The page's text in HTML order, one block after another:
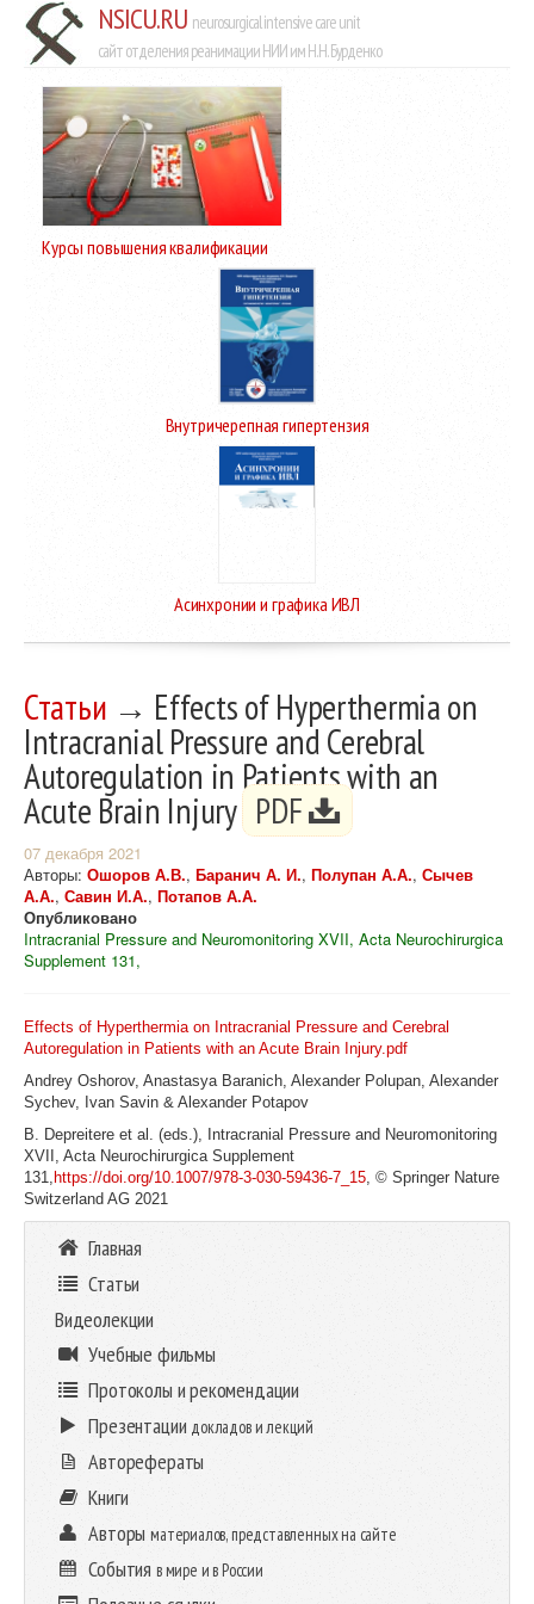
NSICU.RU neurosurgical intensive care unit
сайт отделения реанимации НИИ им Н.Н. Бурденко
Курсы повышения квалификации
Внутричерепная гипертензия
Асинхронии и графика ИВЛ
Статьи → Effects of Hyperthermia on
Intracranial Pressure and Cerebral
Autoregulation in Patients with an
Acute Brain Injury PDF
07 декабря 2021
Авторы: Ошоров А.В., Баранич А. И., Полупан А.А., Сычев
А.А., Савин И.А., Потапов А.А.
Опубликовано
Intracranial Pressure and Neuromonitoring XVII, Acta Neurochirurgica
Supplement 131,
Effects of Hyperthermia on Intracranial Pressure and Cerebral
Autoregulation in Patients with an Acute Brain Injury.pdf
Andrey Oshorov, Anastasya Baranich, Alexander Polupan, Alexander
Sychev, Ivan Savin & Alexander Potapov
B. Depreitere et al. (eds.), Intracranial Pressure and Neuromonitoring
XVII, Acta Neurochirurgica Supplement
131, https://doi.org/10.1007/978-3-030-59436-7_15 , © Springer Nature
Switzerland AG 2021
Главная
Статьи
Видеолекции
Учебные фильмы
Протоколы и рекомендации
Презентации докладов и лекций
Авторефераты
Книги
Авторыматериалов, представленных на сайте
События в мире и в России